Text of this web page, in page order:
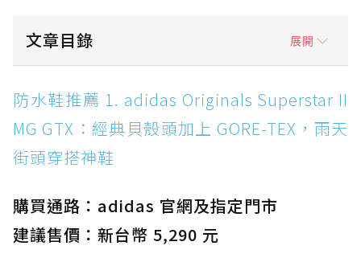
文章目錄 展開
防水鞋推薦 1. adidas Originals Superstar II
MG GTX：經典貝殼頭加上 GORE-TEX，雨天街
頭穿搭神鞋
防水鞋推薦 2. New Balance Hierro v9 GORE-
防水鞋推薦 3. Nike Dunk Low GORE-TEX：
經典 Dunk 輪廓加上防水科技，雨天穿搭帥度不
打折
防水鞋推薦 1. adidas Originals Superstar II
MG GTX：經典貝殼頭加上 GORE-TEX，雨天
街頭穿搭神鞋
購買通路：adidas 官網及指定門市
建議售價：新台幣 5,290 元